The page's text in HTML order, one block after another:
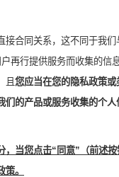
合同关系，这不同于我
再行提供服务而收集的信
且 您应当在您的隐私政策
的产品或服务收集的个
当您点击“同意”（前述
。